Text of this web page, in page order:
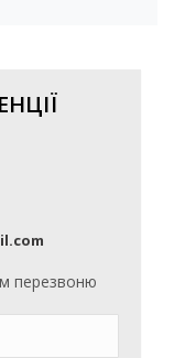
перезвоню